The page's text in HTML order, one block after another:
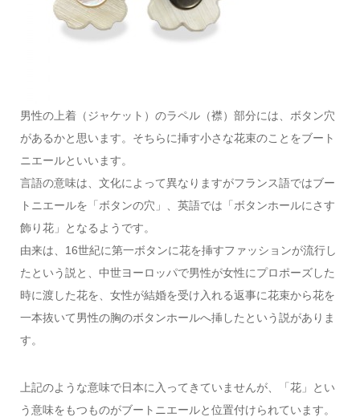
男性の上着（ジャケット）のラペル（襟）部分には、ボタン穴
があるかと思います。そちらに挿す小さな花束のことをブート
ニエールといいます。
言語の意味は、文化によって異なりますがフランス語ではブー
トニエールを「ボタンの穴」、英語では「ボタンホールにさす
飾り花」となるようです。
由来は、16世紀に第一ボタンに花を挿すファッションが流行し
たという説と、中世ヨーロッパで男性が女性にプロポーズした
時に渡した花を、女性が結婚を受け入れる返事に花束から花を
一本抜いて男性の胸のボタンホールへ挿したという説がありま
す。
上記のような意味で日本に入ってきていませんが、「花」とい
う意味をもつものがブートニエールと位置付けられています。